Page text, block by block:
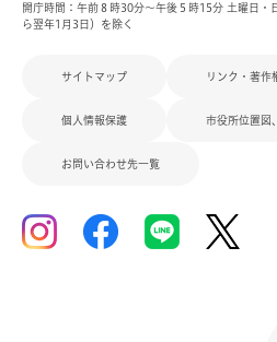
開庁時間：午前８時30分～午後５時15分 土曜日・
ら翌年1月3日）を除く
サイトマップ リンク・著作
個人情報保護 市役所位置図
お問い合わせ先一覧